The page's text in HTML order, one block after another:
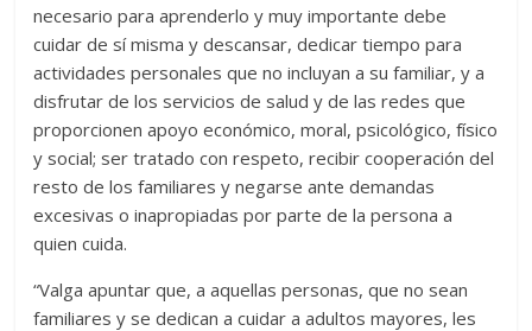
necesario para aprenderlo y muy importante debe
cuidar de sí misma y descansar, dedicar tiempo para
actividades personales que no incluyan a su familiar, y a
disfrutar de los servicios de salud y de las redes que
proporcionen apoyo económico, moral, psicológico, físico
y social; ser tratado con respeto, recibir cooperación del
resto de los familiares y negarse ante demandas
excesivas o inapropiadas por parte de la persona a
quien cuida.
“Valga apuntar que, a aquellas personas, que no sean
familiares y se dedican a cuidar a adultos mayores, les